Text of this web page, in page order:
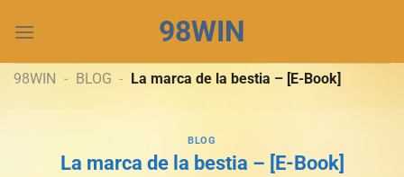
đến
dung
98WIN
98WIN - BLOG - La marca de la bestia – [E-Book]
BLOG
La marca de la bestia – [E-Book]